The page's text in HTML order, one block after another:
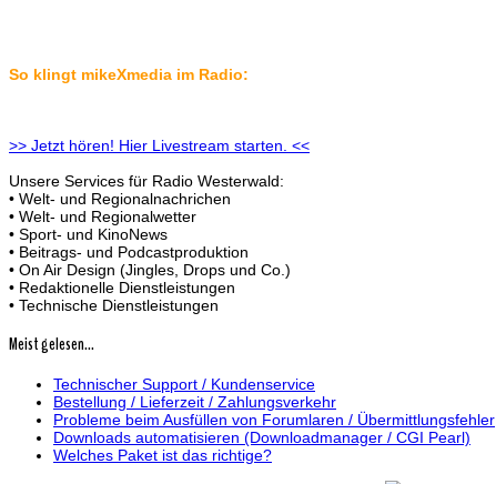
So klingt mikeXmedia im Radio:
>> Jetzt hören! Hier Livestream starten. <<
Unsere Services für Radio Westerwald:
• Welt- und Regionalnachrichen
• Welt- und Regionalwetter
• Sport- und KinoNews
• Beitrags- und Podcastproduktion
• On Air Design (Jingles, Drops und Co.)
• Redaktionelle Dienstleistungen
• Technische Dienstleistungen
Meist gelesen...
Technischer Support / Kundenservice
Bestellung / Lieferzeit / Zahlungsverkehr
Probleme beim Ausfüllen von Forumlaren / Übermittlungsfehler
Downloads automatisieren (Downloadmanager / CGI Pearl)
Welches Paket ist das richtige?